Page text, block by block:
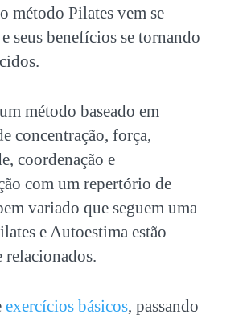
método Pilates vem se
seus benefícios se tornando
método baseado em
concentração, força,
coordenação e
com um repertório de
variado que seguem uma
e Autoestima estão
relacionados.
exercícios básicos, passando